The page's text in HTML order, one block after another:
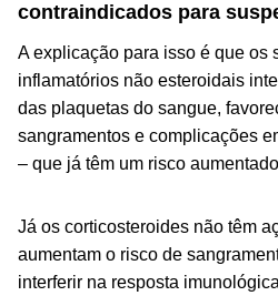
contraindicados para
A explicação para isso é que os
inflamatórios não esteroidais
das plaquetas do sangue,
sangramentos e complicações
– que já têm um risco
Já os corticosteroides não têm
aumentam o risco de
interferir na resposta